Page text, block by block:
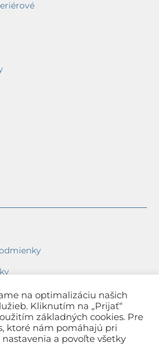
na optimalizáciu našich
Kliknutím na „Prijať“
základných cookies. Pre
ktoré nám pomáhajú pri
a povoľte všetky